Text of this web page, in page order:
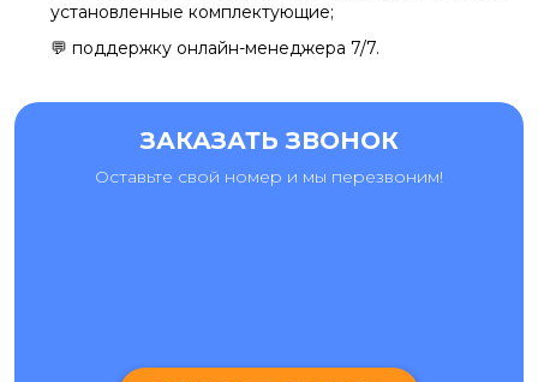
установленные комплектующие;
💬 поддержку онлайн-менеджера 7/7.
ЗАКАЗАТЬ ЗВОНОК
Оставьте свой номер и мы перезвоним!